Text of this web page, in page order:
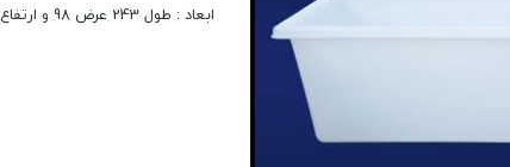
ابعاد : طول 243 عرض 98 و ارتفاع 100 سانتیمتر